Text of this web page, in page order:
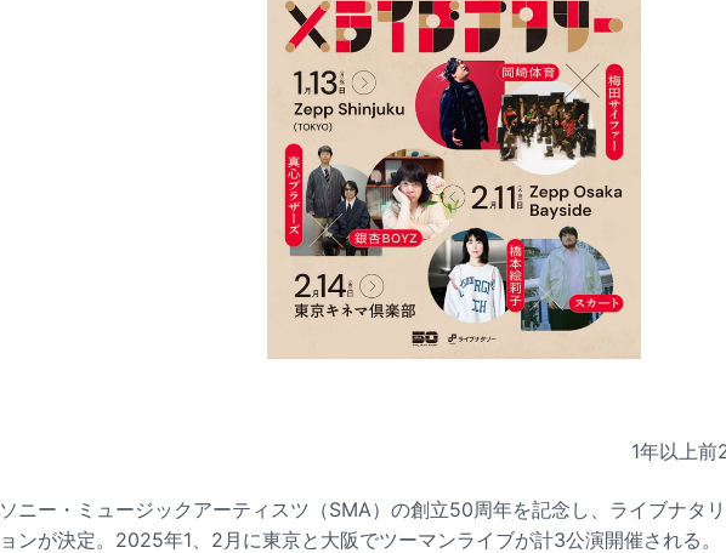
1年以上前
ソニー・ミュージックアーティスツ（SMA）の創立50周年を記念し、ライブナタ
ョンが決定。2025年1、2月に東京と大阪でツーマンライブが計3公演開催される。